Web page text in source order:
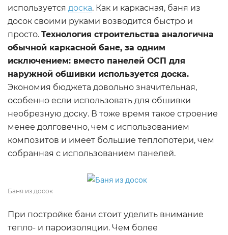
используется доска. Как и каркасная, баня из
досок своими руками возводится быстро и
просто. Технология строительства аналогична
обычной каркасной бане, за одним
исключением: вместо панелей ОСП для
наружной обшивки используется доска.
Экономия бюджета довольно значительная,
особенно если использовать для обшивки
необрезную доску. В тоже время такое строение
менее долговечно, чем с использованием
композитов и имеет большие теплопотери, чем
собранная с использованием панелей.
Баня из досок
При постройке бани стоит уделить внимание
тепло- и пароизоляции. Чем более